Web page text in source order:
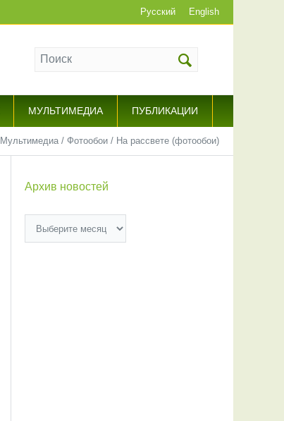
Русский English
МУЛЬТИМЕДИА ПУБЛИКАЦИИ
Мультимедиа / Фотообои / На рассвете (фотообои)
Архив новостей
новостей